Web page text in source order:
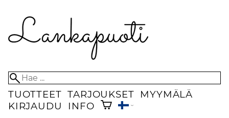
TUOTTEET TARJOUKSET
MYYMÄLÄ
KIRJAUDU
INFO